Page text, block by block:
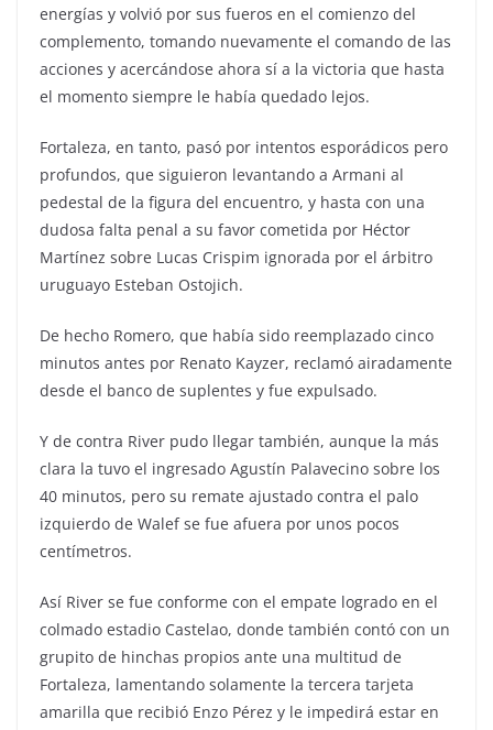
energías y volvió por sus fueros en el comienzo del
complemento, tomando nuevamente el comando de las
acciones y acercándose ahora sí a la victoria que hasta
el momento siempre le había quedado lejos.
Fortaleza, en tanto, pasó por intentos esporádicos pero
profundos, que siguieron levantando a Armani al
pedestal de la figura del encuentro, y hasta con una
dudosa falta penal a su favor cometida por Héctor
Martínez sobre Lucas Crispim ignorada por el árbitro
uruguayo Esteban Ostojich.
De hecho Romero, que había sido reemplazado cinco
minutos antes por Renato Kayzer, reclamó airadamente
desde el banco de suplentes y fue expulsado.
Y de contra River pudo llegar también, aunque la más
clara la tuvo el ingresado Agustín Palavecino sobre los
40 minutos, pero su remate ajustado contra el palo
izquierdo de Walef se fue afuera por unos pocos
centímetros.
Así River se fue conforme con el empate logrado en el
colmado estadio Castelao, donde también contó con un
grupito de hinchas propios ante una multitud de
Fortaleza, lamentando solamente la tercera tarjeta
amarilla que recibió Enzo Pérez y le impedirá estar en